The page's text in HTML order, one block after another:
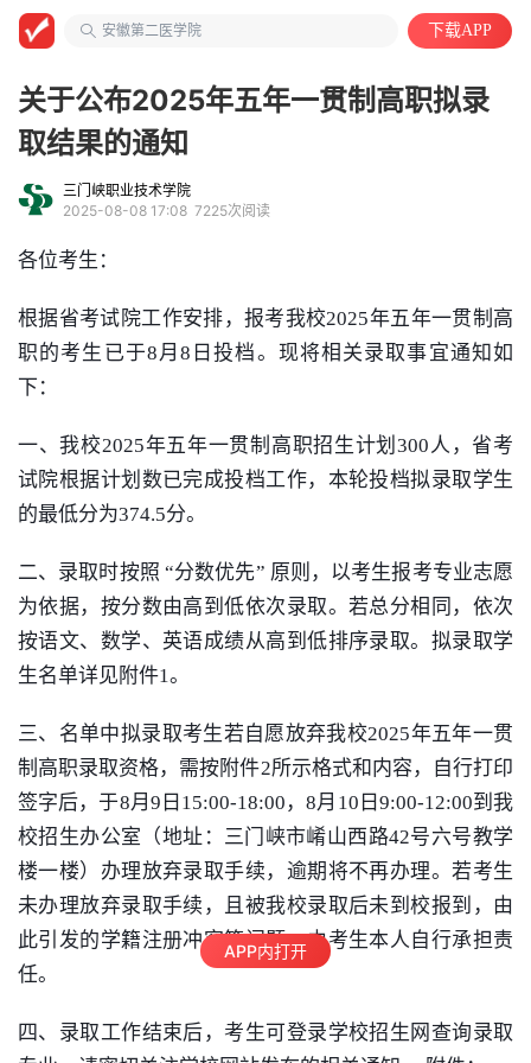
安徽第二医学院
下载APP
关于公布2025年五年一贯制高职拟录
取结果的通知
三门峡职业技术学院
2025-08-08 17:08 7225次阅读
各位考生：
根据省考试院工作安排，报考我校2025年五年一贯制高
职的考生已于8月8 日投档。现将相关录取事宜通知如
下：
一、我校2025年五年一贯制高职招生计划300人，省考
试院根据计划数已完成投档工作， 本轮投档拟录取学生
的最低分为374.5分。
二、录取时按照 “分数优先” 原则，以考生报考专业志愿
为依据，按分数由高到低依次录取。若总分相同，依次
按语文、数学、 英语成绩从高到低排序录取。拟录取学
生名单详见附件1。
三、名单中拟录取考生若自愿放弃我校2025年五年一贯
制高职录取资格，需按附件2所示格式和内容，自行打印
签字后，于8月 9 日 15:00-18:00 ，8月 10 日 9:00-12:00到我
校招生办公室（地址：三门峡市崤山西路42号六号教学
楼一楼）办理放弃录取手续，逾期将不再办理。若考生
未办理放弃录取手续，且被我校录取后未到校报到，由
此引发的学籍注册冲突等问题，由考生本人自行承担责
任。
四、录取工作结束后，考生可登录学校招生网查询录取
APP内打开